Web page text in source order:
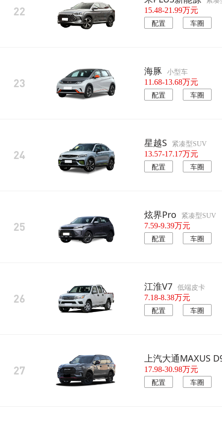
22 15.48-21.99万元
配置 车圈
23
海豚 小型车
11.68-13.68万元
配置 车圈
24
星越S 紧凑型SUV
13.57-17.17万元
配置 车圈
25
炫界Pro 紧凑型SUV
7.59-9.39万元
配置 车圈
26
江淮V7 低端皮卡
7.18-8.38万元
配置 车圈
27
上汽大通MAXUS
17.98-30.98万元
配置 车圈